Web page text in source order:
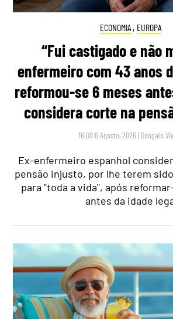
ECONOMIA , EUROPA
“Fui castigado e não
enfermeiro com 43 anos
reformou-se 6 meses
considera corte na
16:00 6 Agosto, 2026 | Gonçalo
Ex-enfermeiro espanhol
pensão injusto, por lhe terem
para "toda a vida", após
antes da idade